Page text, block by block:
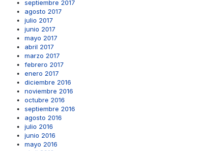
septiembre 2017
agosto 2017
julio 2017
junio 2017
mayo 2017
abril 2017
marzo 2017
febrero 2017
enero 2017
diciembre 2016
noviembre 2016
octubre 2016
septiembre 2016
agosto 2016
julio 2016
junio 2016
mayo 2016